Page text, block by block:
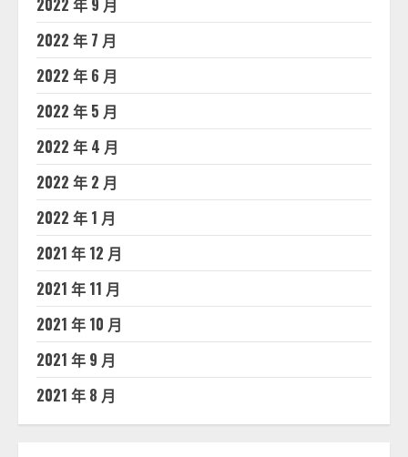
2022 年 9 月
2022 年 7 月
2022 年 6 月
2022 年 5 月
2022 年 4 月
2022 年 2 月
2022 年 1 月
2021 年 12 月
2021 年 11 月
2021 年 10 月
2021 年 9 月
2021 年 8 月